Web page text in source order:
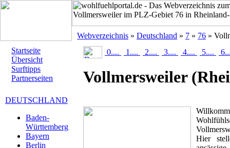
Webverzeichnis » Deutschland » 7 » 76 »
Startseite
Übersicht
Surftipps
Partnerseiten
DEUTSCHLAND
Baden-
Württemberg
Bayern
Berlin
0.... 1.... 2.... 3.... 4.... 5....
Vollmersweiler
Hier